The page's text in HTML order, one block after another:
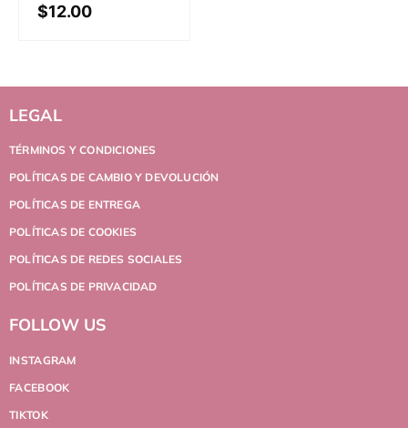
$12.00
LEGAL
TÉRMINOS Y CONDICIONES
POLÍTICAS DE CAMBIO Y DEVOLUCIÓN
POLÍTICAS DE ENTREGA
POLÍTICAS DE COOKIES
POLÍTICAS DE REDES SOCIALES
POLÍTICAS DE PRIVACIDAD
FOLLOW US
INSTAGRAM
FACEBOOK
TIKTOK